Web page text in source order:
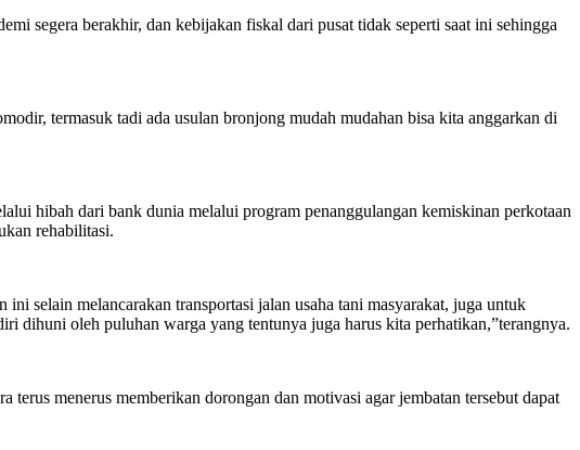
segera berakhir, dan kebijakan fiskal dari pusat tidak seperti saat ini sehingga
termasuk tadi ada usulan bronjong mudah mudahan bisa kita anggarkan di
hibah dari bank dunia melalui program penanggulangan kemiskinan perkotaan
rehabilitasi.
selain melancarakan transportasi jalan usaha tani masyarakat, juga untuk
dihuni oleh puluhan warga yang tentunya juga harus kita perhatikan,”terangnya.
terus menerus memberikan dorongan dan motivasi agar jembatan tersebut dapat